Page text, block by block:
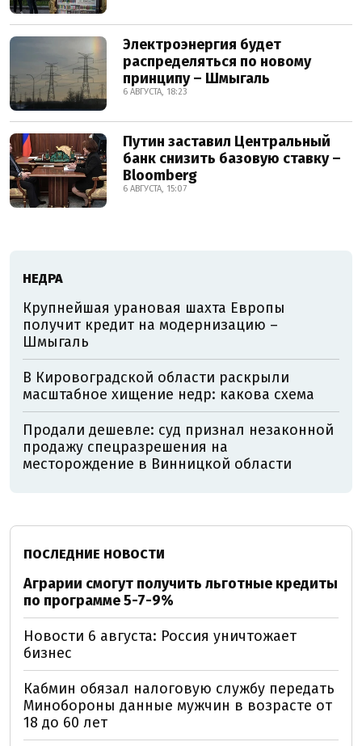
Электроэнергия будет
распределяться по новому
принципу – Шмыгаль
6 АВГУСТА, 18:23
Путин заставил Центральный
банк снизить базовую ставку –
Bloomberg
6 АВГУСТА, 15:07
НЕДРА
Крупнейшая урановая шахта Европы
получит кредит на модернизацию –
Шмыгаль
В Кировоградской области раскрыли
масштабное хищение недр: какова схема
Продали дешевле: суд признал незаконной
продажу спецразрешения на
месторождение в Винницкой области
ПОСЛЕДНИЕ НОВОСТИ
Аграрии смогут получить льготные кредиты
по программе 5-7-9%
Новости 6 августа: Россия уничтожает
бизнес
Кабмин обязал налоговую службу передать
Минобороны данные мужчин в возрасте от
18 до 60 лет